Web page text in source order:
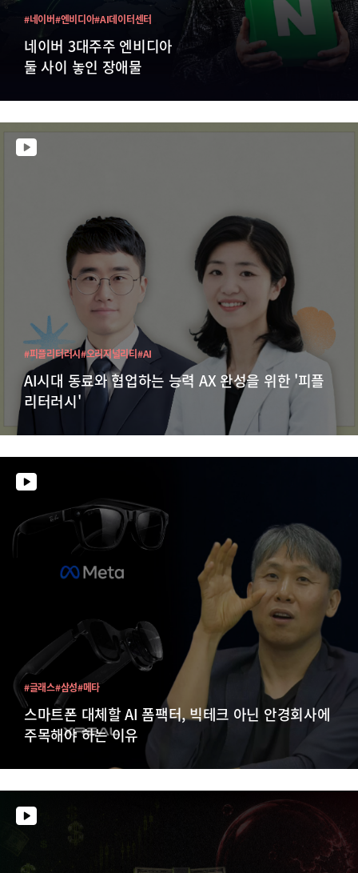
네이버 3대주주 엔비디아
둘 사이 놓인 장애물
#네이버#엔비디아#AI데이터센터
AI시대 동료와 협업하는 능력 AX 완성을 위한 '피플
리터러시'
#피플리터러시#오리지널리티#AI
스마트폰 대체할 AI 폼팩터, 빅테크 아닌 안경회사에
주목해야 하는 이유
#글래스#삼성#메타